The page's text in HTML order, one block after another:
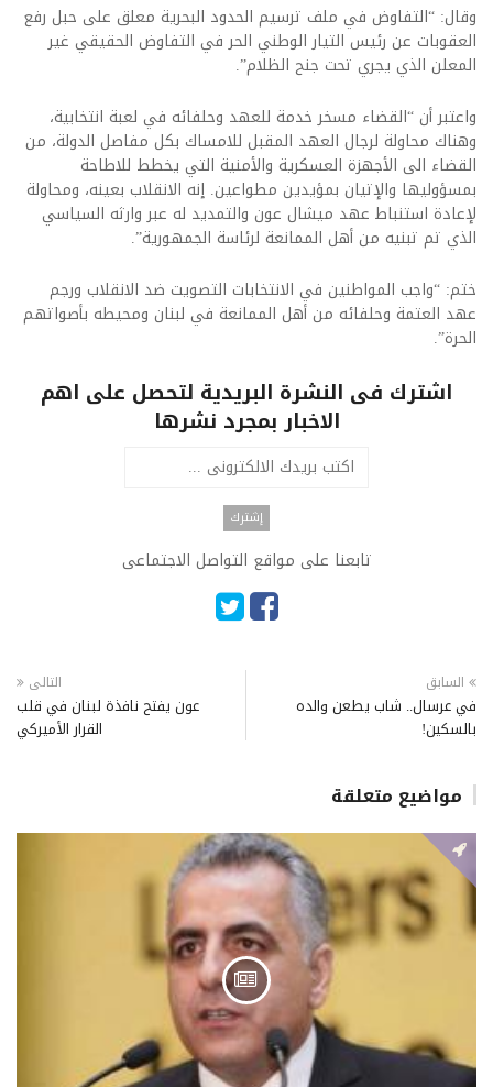
وقال: “التفاوض في ملف ترسيم الحدود البحرية معلق على حبل رفع
العقوبات عن رئيس التيار الوطني الحر في التفاوض الحقيقي غير
المعلن الذي يجري تحت جنح الظلام”.
واعتبر أن “القضاء مسخر خدمة للعهد وحلفائه في لعبة انتخابية،
وهناك محاولة لرجال العهد المقبل للامساك بكل مفاصل الدولة، من
القضاء الى الأجهزة العسكرية والأمنية التي يخطط للاطاحة
بمسؤوليها والإتيان بمؤيدين مطواعين. إنه الانقلاب بعينه، ومحاولة
لإعادة استنباط عهد ميشال عون والتمديد له عبر وارثه السياسي
الذي تم تبنيه من أهل الممانعة لرئاسة الجمهورية”.
ختم: “واجب المواطنين في الانتخابات التصويت ضد الانقلاب ورجم
عهد العتمة وحلفائه من أهل الممانعة في لبنان ومحيطه بأصواتهم
الحرة”.
اشترك فى النشرة البريدية لتحصل على اهم
الاخبار بمجرد نشرها
تابعنا على مواقع التواصل الاجتماعى
السابق
في عرسال.. شاب يطعن والده
بالسكين!
التالى
عون يفتح نافذة لبنان في قلب
القرار الأميركي
مواضيع متعلقة